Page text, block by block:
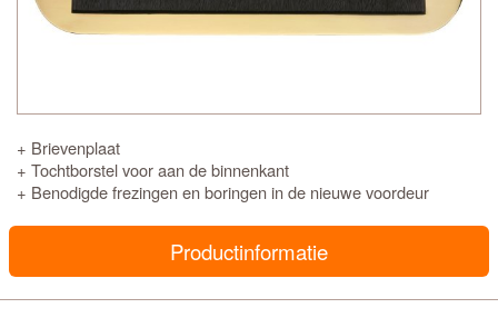
+ Brievenplaat
+ Tochtborstel voor aan de binnenkant
+ Benodigde frezingen en boringen in de nieuwe voordeur
Productinformatie